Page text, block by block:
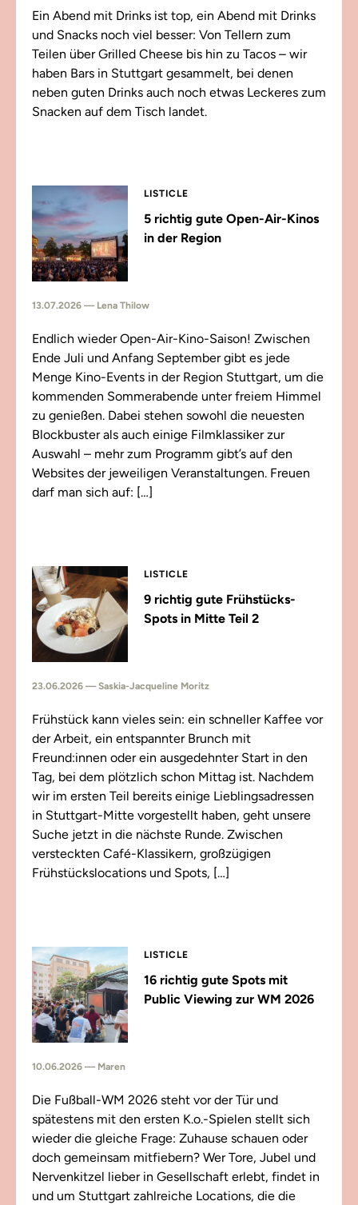
Ein Abend mit Drinks ist top, ein Abend mit Drinks
und Snacks noch viel besser: Von Tellern zum
Teilen über Grilled Cheese bis hin zu Tacos – wir
haben Bars in Stuttgart gesammelt, bei denen
neben guten Drinks auch noch etwas Leckeres zum
Snacken auf dem Tisch landet.
LISTICLE
5 richtig gute Open-Air-Kinos
in der Region
13.07.2026 — Lena Thilow
Endlich wieder Open-Air-Kino-Saison! Zwischen
Ende Juli und Anfang September gibt es jede
Menge Kino-Events in der Region Stuttgart, um die
kommenden Sommerabende unter freiem Himmel
zu genießen. Dabei stehen sowohl die neuesten
Blockbuster als auch einige Filmklassiker zur
Auswahl – mehr zum Programm gibt’s auf den
Websites der jeweiligen Veranstaltungen. Freuen
darf man sich auf: […]
LISTICLE
9 richtig gute Frühstücks-
Spots in Mitte Teil 2
23.06.2026 — Saskia-Jacqueline Moritz
Frühstück kann vieles sein: ein schneller Kaffee vor
der Arbeit, ein entspannter Brunch mit
Freund:innen oder ein ausgedehnter Start in den
Tag, bei dem plötzlich schon Mittag ist. Nachdem
wir im ersten Teil bereits einige Lieblingsadressen
in Stuttgart-Mitte vorgestellt haben, geht unsere
Suche jetzt in die nächste Runde. Zwischen
versteckten Café-Klassikern, großzügigen
Frühstückslocations und Spots, […]
LISTICLE
16 richtig gute Spots mit
Public Viewing zur WM 2026
10.06.2026 — Maren
Die Fußball-WM 2026 steht vor der Tür und
spätestens mit den ersten K.o.-Spielen stellt sich
wieder die gleiche Frage: Zuhause schauen oder
doch gemeinsam mitfiebern? Wer Tore, Jubel und
Nervenkitzel lieber in Gesellschaft erlebt, findet in
und um Stuttgart zahlreiche Locations, die die